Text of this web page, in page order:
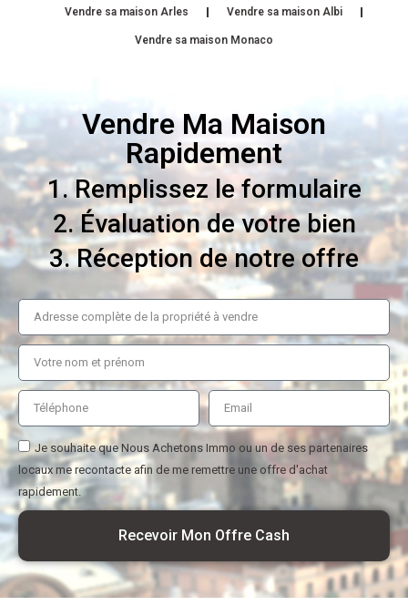
Vendre sa maison Arles Vendre sa maison Albi
Vendre sa maison Monaco
Vendre Ma Maison
Rapidement
1. Remplissez le formulaire
2. Évaluation de votre bien
3. Réception de notre offre
Je souhaite que Nous Achetons Immo ou un de ses partenaires
locaux me recontacte afin de me remettre une offre d'achat
rapidement.
Recevoir Mon Offre Cash